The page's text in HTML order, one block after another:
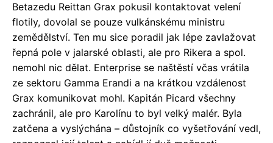
Betazedu Reittan Grax pokusil kontaktovat velení
flotily, dovolal se pouze vulkánskému ministru
zemědělství. Ten mu sice poradil jak lépe zavlažovat
řepná pole v jalarské oblasti, ale pro Rikera a spol.
nemohl nic dělat. Enterprise se naštěstí včas vrátila
ze sektoru Gamma Erandi a na krátkou vzdálenost
Grax komunikovat mohl. Kapitán Picard všechny
zachránil, ale pro Karolínu to byl velký malér. Byla
zatčena a vyslýchána – důstojník co vyšetřování vedl,